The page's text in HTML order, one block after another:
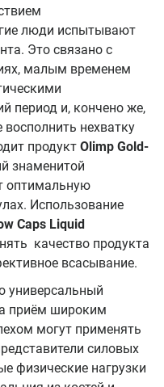
люди испытывают
Это связано с
малым временем
период и, кончено же,
нехватку
продукт Olimp Gold-
знаменитой
оптимальную
Использование
Caps Liquid
качество продукта
всасывание.
универсальный
приём широким
могут применять
силовых
физические нагрузки